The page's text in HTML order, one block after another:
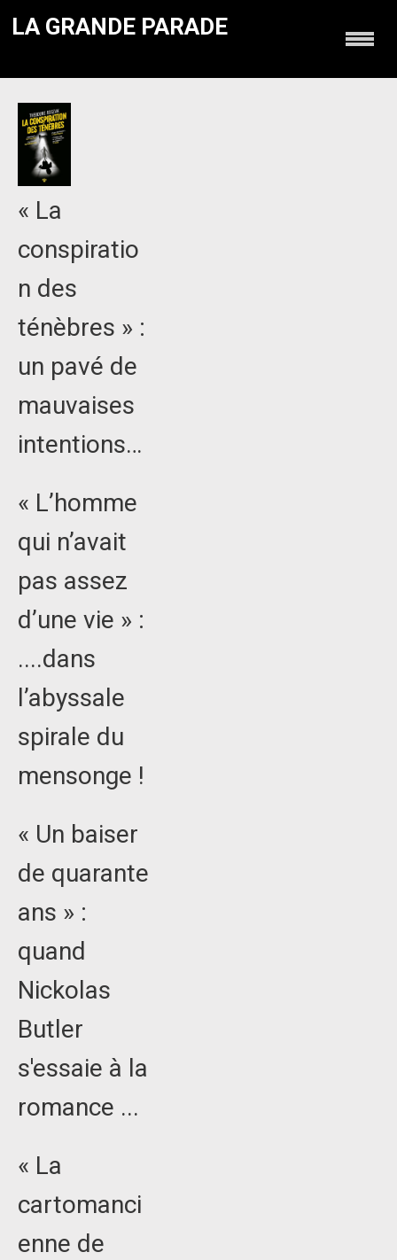
LA GRANDE PARADE
« La
conspiratio
n des
ténèbres » :
un pavé de
mauvaises
intentions…
« L’homme
qui n’avait
pas assez
d’une vie » :
....dans
l’abyssale
spirale du
mensonge !
« Un baiser
de quarante
ans » :
quand
Nickolas
Butler
s'essaie à la
romance ...
« La
cartomanci
enne de